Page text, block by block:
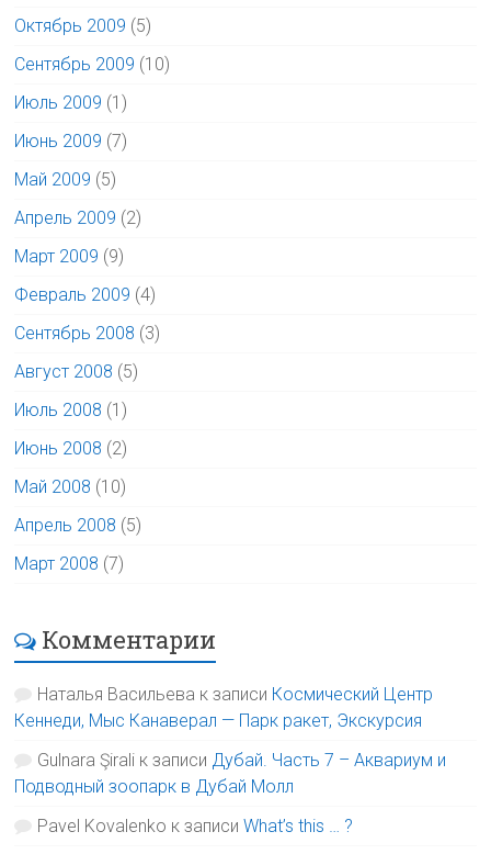
Октябрь 2009 (5)
Сентябрь 2009 (10)
Июль 2009 (1)
Июнь 2009 (7)
Май 2009 (5)
Апрель 2009 (2)
Март 2009 (9)
Февраль 2009 (4)
Сентябрь 2008 (3)
Август 2008 (5)
Июль 2008 (1)
Июнь 2008 (2)
Май 2008 (10)
Апрель 2008 (5)
Март 2008 (7)
Комментарии
Наталья Васильева к записи Космический Центр
Кеннеди, Мыс Канаверал — Парк ракет, Экскурсия
Gulnara Şirali к записи Дубай. Часть 7 – Аквариум и
Подводный зоопарк в Дубай Молл
Pavel Kovalenko к записиWhat’s this … ?